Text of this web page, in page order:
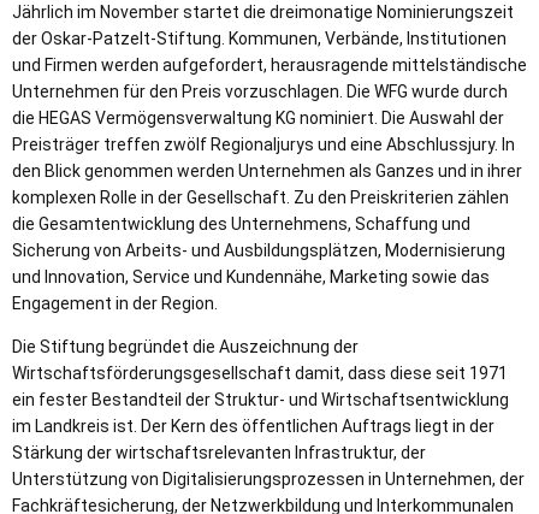
Jährlich im November startet die dreimonatige Nominierungszeit
der Oskar-Patzelt-Stiftung. Kommunen, Verbände, Institutionen
und Firmen werden aufgefordert, herausragende mittelständische
Unternehmen für den Preis vorzuschlagen. Die WFG wurde durch
die HEGAS Vermögensverwaltung KG nominiert. Die Auswahl der
Preisträger treffen zwölf Regionaljurys und eine Abschlussjury. In
den Blick genommen werden Unternehmen als Ganzes und in ihrer
komplexen Rolle in der Gesellschaft. Zu den Preiskriterien zählen
die Gesamtentwicklung des Unternehmens, Schaffung und
Sicherung von Arbeits- und Ausbildungsplätzen, Modernisierung
und Innovation, Service und Kundennähe, Marketing sowie das
Engagement in der Region.
Die Stiftung begründet die Auszeichnung der
Wirtschaftsförderungsgesellschaft damit, dass diese seit 1971
ein fester Bestandteil der Struktur- und Wirtschaftsentwicklung
im Landkreis ist. Der Kern des öffentlichen Auftrags liegt in der
Stärkung der wirtschaftsrelevanten Infrastruktur, der
Unterstützung von Digitalisierungsprozessen in Unternehmen, der
Fachkräftesicherung, der Netzwerkbildung und Interkommunalen